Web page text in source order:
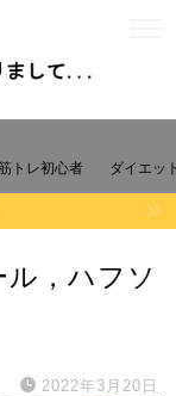
トレ初心者 ダイエッ
，ハフソ
2022年3月20日